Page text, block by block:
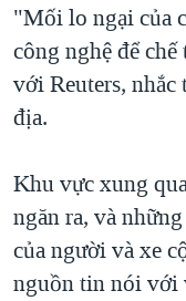
"Mối lo ngại của
công nghệ để
với Reuters,
địa.
Khu vực xung
ngăn ra, và
của người và xe
nguồn tin nói với